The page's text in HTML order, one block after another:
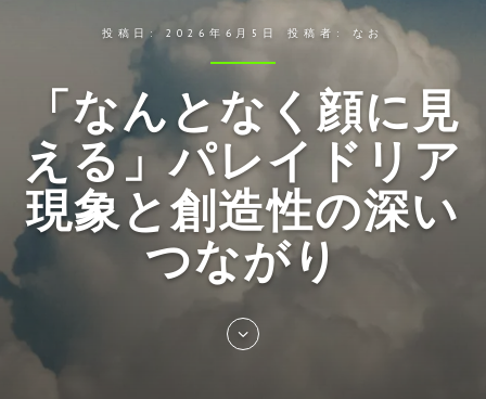
投稿日:2026年6月5日 投稿者: なお
「なんとなく顔に見
える」パレイドリア
現象と創造性の深い
つながり
to